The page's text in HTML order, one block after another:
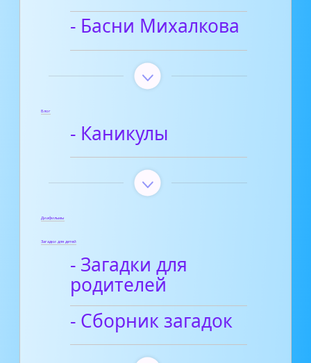
- Басни Михалкова
Блог
- Каникулы
Диафильмы
Загадки для детей
- Загадки для
родителей
- Сборник загадок